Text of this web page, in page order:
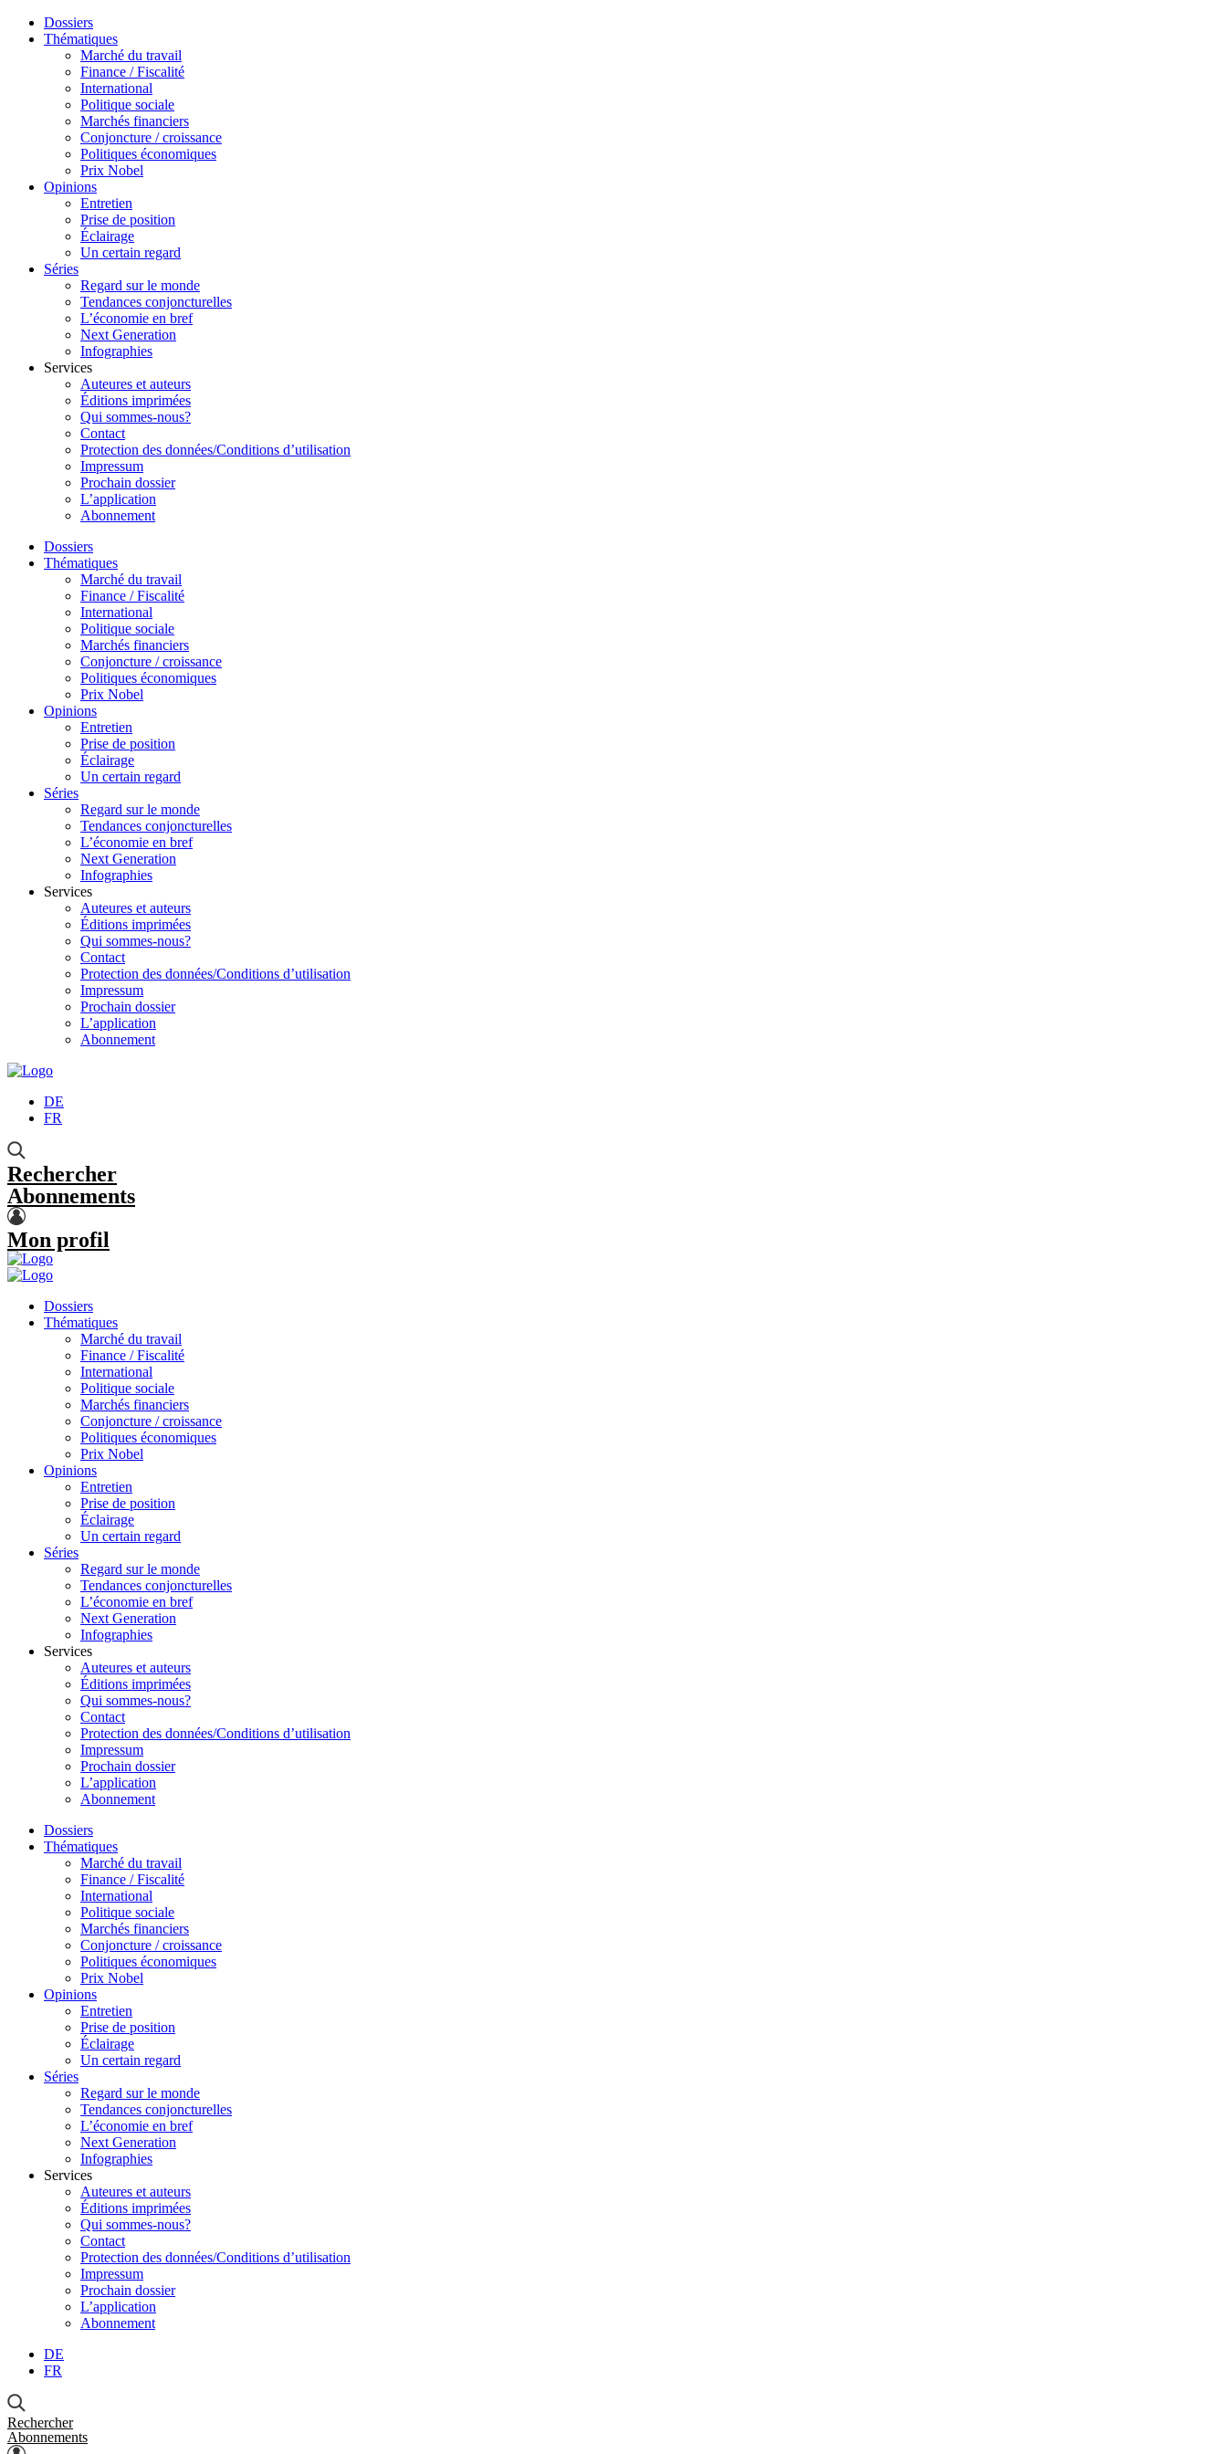
Dossiers
Thématiques
Marché du travail
Finance / Fiscalité
International
Politique sociale
Marchés financiers
Conjoncture / croissance
Politiques économiques
Prix Nobel
Opinions
Entretien
Prise de position
Éclairage
Un certain regard
Séries
Regard sur le monde
Tendances conjoncturelles
L’économie en bref
Next Generation
Infographies
Services
Auteures et auteurs
Éditions imprimées
Qui sommes-nous?
Contact
Protection des données/Conditions d’utilisation
Impressum
Prochain dossier
L’application
Abonnement
Dossiers
Thématiques
Marché du travail
Finance / Fiscalité
International
Politique sociale
Marchés financiers
Conjoncture / croissance
Politiques économiques
Prix Nobel
Opinions
Entretien
Prise de position
Éclairage
Un certain regard
Séries
Regard sur le monde
Tendances conjoncturelles
L’économie en bref
Next Generation
Infographies
Services
Auteures et auteurs
Éditions imprimées
Qui sommes-nous?
Contact
Protection des données/Conditions d’utilisation
Impressum
Prochain dossier
L’application
Abonnement
DE
FR
Rechercher
Abonnements
Mon profil
Dossiers
Thématiques
Marché du travail
Finance / Fiscalité
International
Politique sociale
Marchés financiers
Conjoncture / croissance
Politiques économiques
Prix Nobel
Opinions
Entretien
Prise de position
Éclairage
Un certain regard
Séries
Regard sur le monde
Tendances conjoncturelles
L’économie en bref
Next Generation
Infographies
Services
Auteures et auteurs
Éditions imprimées
Qui sommes-nous?
Contact
Protection des données/Conditions d’utilisation
Impressum
Prochain dossier
L’application
Abonnement
Dossiers
Thématiques
Marché du travail
Finance / Fiscalité
International
Politique sociale
Marchés financiers
Conjoncture / croissance
Politiques économiques
Prix Nobel
Opinions
Entretien
Prise de position
Éclairage
Un certain regard
Séries
Regard sur le monde
Tendances conjoncturelles
L’économie en bref
Next Generation
Infographies
Services
Auteures et auteurs
Éditions imprimées
Qui sommes-nous?
Contact
Protection des données/Conditions d’utilisation
Impressum
Prochain dossier
L’application
Abonnement
DE
FR
Rechercher
Abonnements